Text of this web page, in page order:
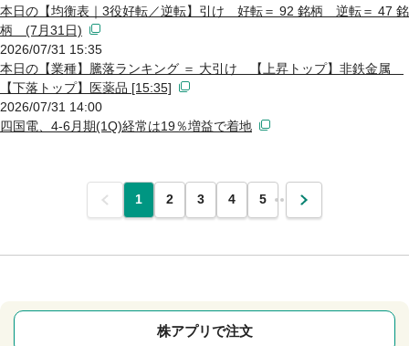
本日の【均衡表｜3役好転／逆転】引け 好転＝ 92 銘柄 逆転＝ 47 銘
柄 (7月31日)
2026/07/31 15:35
本日の【業種】騰落ランキング ＝ 大引け 【上昇トップ】非鉄金属
【下落トップ】医薬品 [15:35]
2026/07/31 14:00
四国電、4-6月期(1Q)経常は19％増益で着地
前 1 2 3 4 5 … 次
株アプリで注文